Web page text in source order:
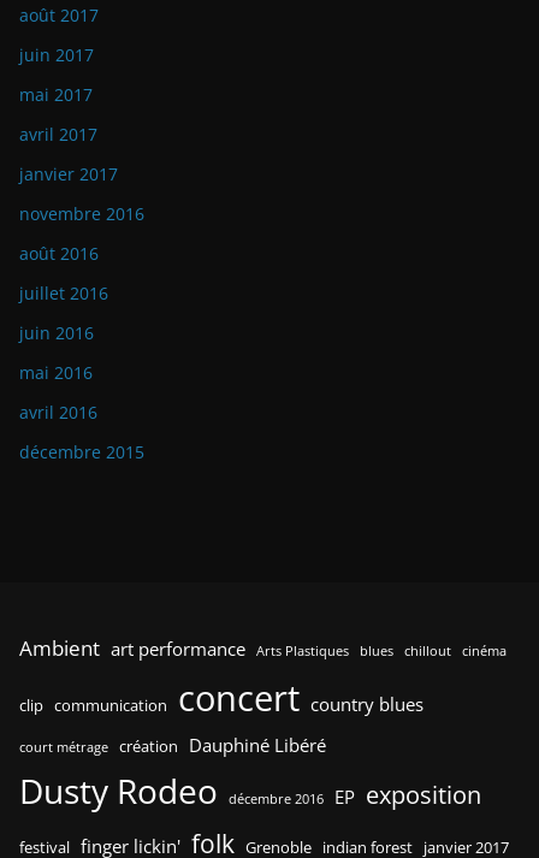
août 2017
juin 2017
mai 2017
avril 2017
janvier 2017
novembre 2016
août 2016
juillet 2016
juin 2016
mai 2016
avril 2016
décembre 2015
Ambient art performance Arts Plastiques blues chillout cinéma
clip communication concert country blues
court métrage création Dauphiné Libéré
Dusty Rodeo décembre 2016 EP exposition
festival finger lickin' folk Grenoble indian forest janvier 2017